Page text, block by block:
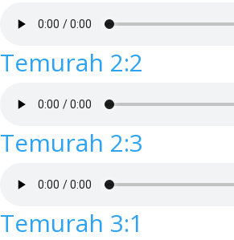
Temurah 2:2
Temurah 2:3
Temurah 3:1